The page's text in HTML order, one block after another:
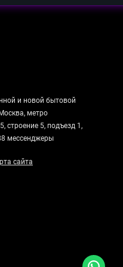
и новой бытовой
метро
строение 5, подъезд 1,
мессенджеры
сайта